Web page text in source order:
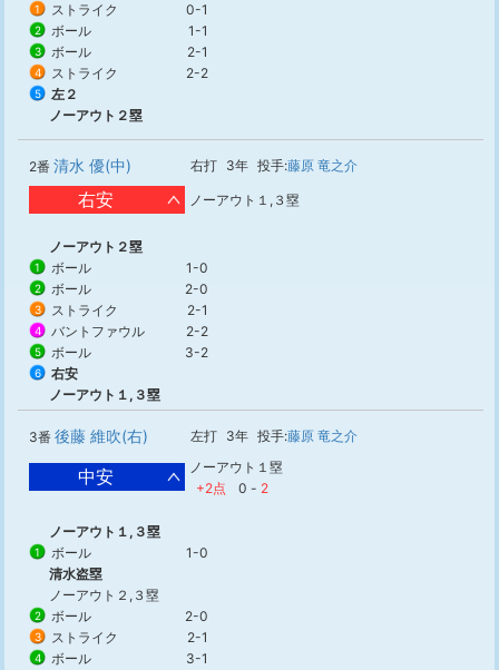
1 ストライク 0-1
2 ボール 1-1
3 ボール 2-1
4 ストライク 2-2
5
左２
ノーアウト２塁
2番 清水 優(中) 右打 3年 投手:藤原 竜之介
右安 ノーアウト１,３塁
ノーアウト２塁
1 ボール 1-0
2 ボール 2-0
3 ストライク 2-1
4 バントファウル 2-2
5 ボール 3-2
6
右安
ノーアウト１,３塁
3番 後藤 維吹(右) 左打 3年 投手:藤原 竜之介
中安
ノーアウト１塁
+2点
0 - 2
ノーアウト１,３塁
1 ボール
1-0
清水盗塁
ノーアウト２,３塁
2 ボール 2-0
3 ストライク 2-1
4 ボール 3-1